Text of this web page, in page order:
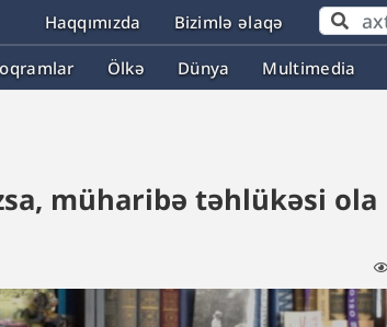
Haqqımızda Bizimlə əlaqə
Ölkə Dünya Multimedia
müharibə təhlükəsi ola